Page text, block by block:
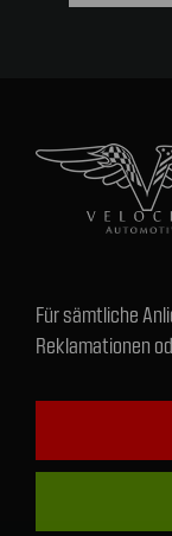
Für sämtliche
Reklamationen